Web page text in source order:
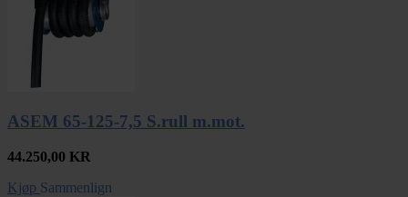
ASEM 65-125-7,5 S.rull m.mot.
44.250,00 KR
Kjøp Sammenlign